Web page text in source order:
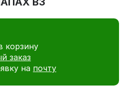
корзину
заказ
на почту